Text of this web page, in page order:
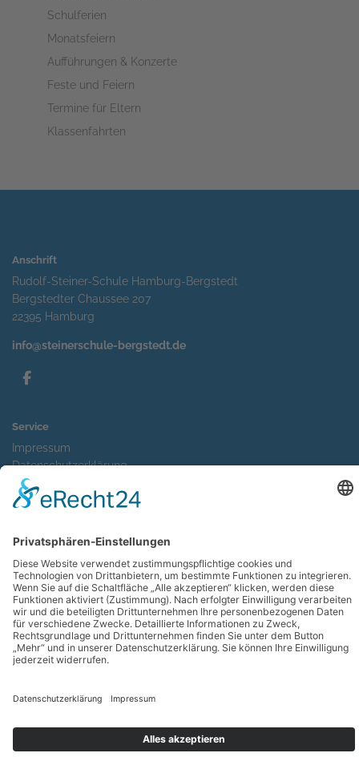
Schulferien
Monatsfeiern
Aufführungen & Konzerte
Feste und Feiern
Termine für Eltern
Klassenfahrten
Anschrift
Rudolf-Steiner-Schule Hamburg-Bergstedt
Bergstedter Chaussee 207
22395 Hamburg
info@steinerschule-bergstedt.de
Service
Impressum
Datenschutzerklärung
Sitemap
Kontakt
Wir sind Mitglied im
Festwoche 11. bis 19.9. 2026